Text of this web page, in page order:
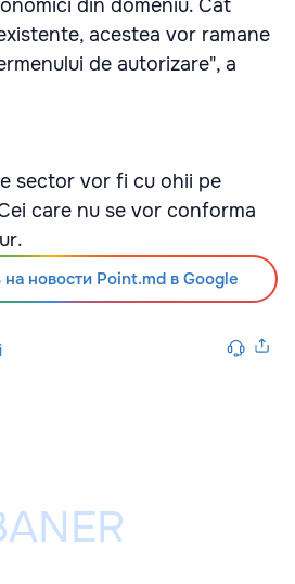
din domeniu. Cat
acestea vor ramane
de autorizare", a
sector vor fi cu ohii pe
care nu se vor conforma
новости Point.md в Google